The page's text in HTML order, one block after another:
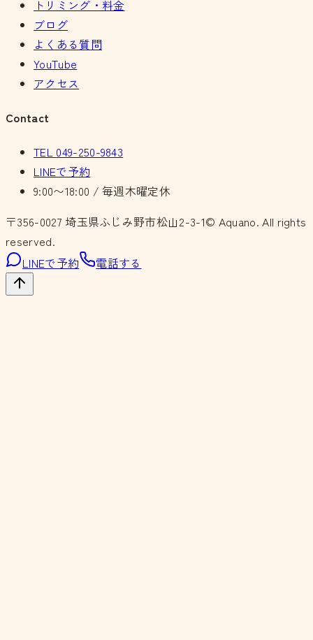
トリミング・料金
ブログ
よくある質問
YouTube
アクセス
Contact
TEL 049-250-9843
LINEで予約
9:00〜18:00 / 毎週木曜定休
〒356-0027 埼玉県ふじみ野市松山2-3-1© Aquano. All rights
reserved.
LINEで予約
電話する